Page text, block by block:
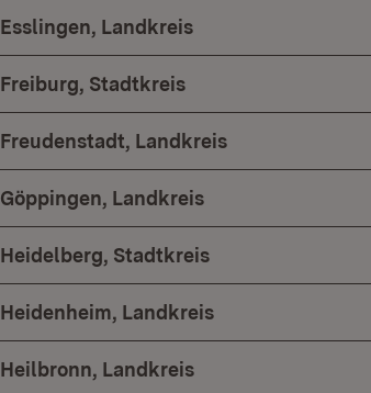
Esslingen, Landkreis
Freiburg, Stadtkreis
Freudenstadt, Landkreis
Göppingen, Landkreis
Heidelberg, Stadtkreis
Heidenheim, Landkreis
Heilbronn, Landkreis